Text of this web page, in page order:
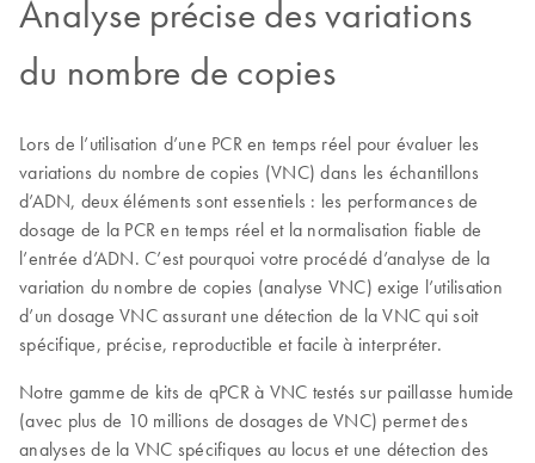
Analyse précise des variations
du nombre de copies
Lors de l’utilisation d’une PCR en temps réel pour évaluer les
variations du nombre de copies (VNC) dans les échantillons
d’ADN, deux éléments sont essentiels : les performances de
dosage de la PCR en temps réel et la normalisation fiable de
l’entrée d’ADN. C’est pourquoi votre procédé d’analyse de la
variation du nombre de copies (analyse VNC) exige l’utilisation
d’un dosage VNC assurant une détection de la VNC qui soit
spécifique, précise, reproductible et facile à interpréter.
Notre gamme de kits de qPCR à VNC testés sur paillasse humide
(avec plus de 10 millions de dosages de VNC) permet des
analyses de la VNC spécifiques au locus et une détection des